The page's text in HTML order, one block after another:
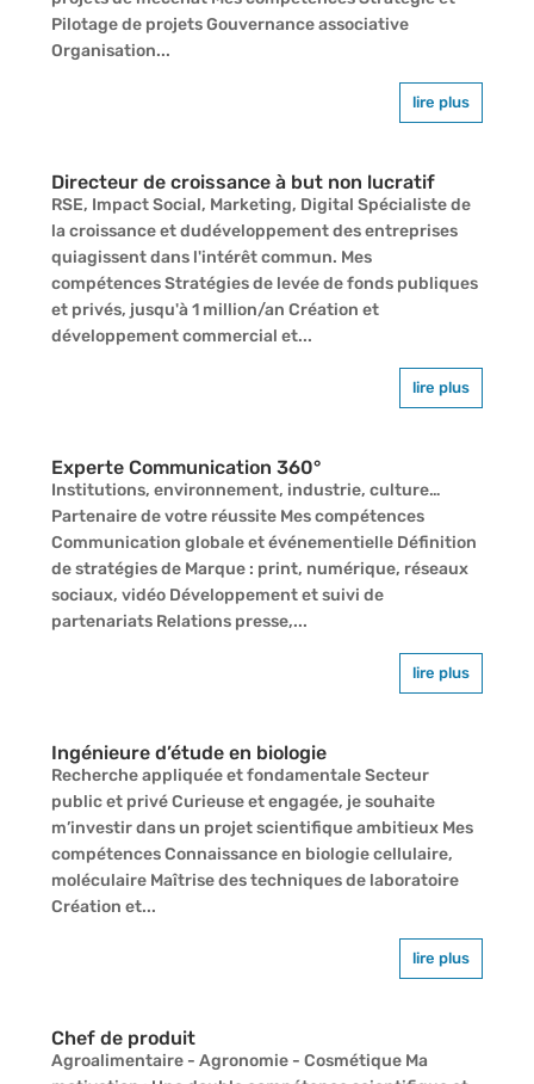
Pilotage de projets Gouvernance associative
Organisation...
lire plus
Directeur de croissance à but non lucratif
RSE, Impact Social, Marketing, Digital Spécialiste de
la croissance et dudéveloppement des entreprises
quiagissent dans l'intérêt commun. Mes
compétences Stratégies de levée de fonds publiques
et privés, jusqu'à 1 million/an Création et
développement commercial et...
lire plus
Experte Communication 360°
Institutions, environnement, industrie, culture…
Partenaire de votre réussite Mes compétences
Communication globale et événementielle Définition
de stratégies de Marque : print, numérique, réseaux
sociaux, vidéo Développement et suivi de
partenariats Relations presse,...
lire plus
Ingénieure d’étude en biologie
Recherche appliquée et fondamentale Secteur
public et privé Curieuse et engagée, je souhaite
m’investir dans un projet scientifique ambitieux Mes
compétences Connaissance en biologie cellulaire,
moléculaire Maîtrise des techniques de laboratoire
Création et...
lire plus
Chef de produit
Agroalimentaire - Agronomie - Cosmétique Ma